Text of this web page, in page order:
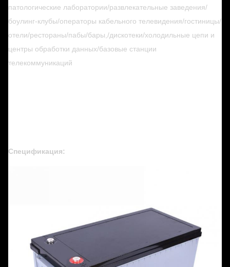
патологические лаборатории/развлекательные заведения/
боулинг-клубы/операторы кабельного телевидения/гостиницы/
отели/рестораны/пабы/бары,/дискотеки/холодильные цепи и
центры обработки данных/базовые станции
телекоммуникаций
Спецификация: